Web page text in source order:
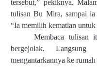
tersebut,” pekiknya.
tulisan Bu Mira, sampai ia
“Ia memilih kematian
Membaca tulisan
bergejolak.
mengantarkannya ke